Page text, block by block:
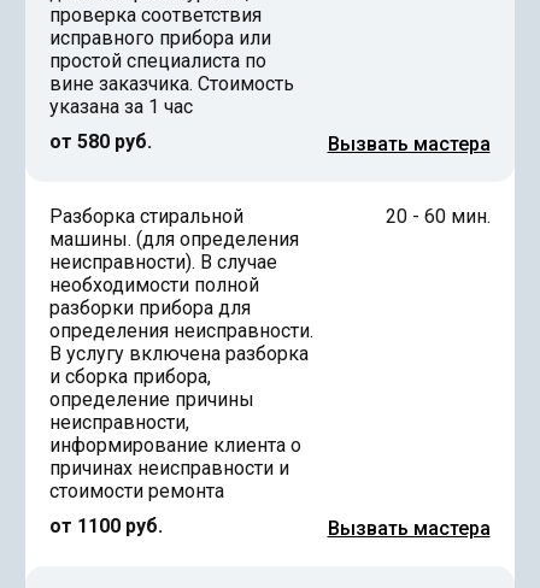
проверка соответствия
исправного прибора или
простой специалиста по
вине заказчика. Стоимость
указана за 1 час
от 580 руб.
Вызвать мастера
Разборка стиральной
машины. (для определения
неисправности). В случае
необходимости полной
разборки прибора для
определения неисправности.
В услугу включена разборка
и сборка прибора,
определение причины
неисправности,
информирование клиента о
причинах неисправности и
стоимости ремонта
от 1100 руб.
20 - 60 мин.
Вызвать мастера